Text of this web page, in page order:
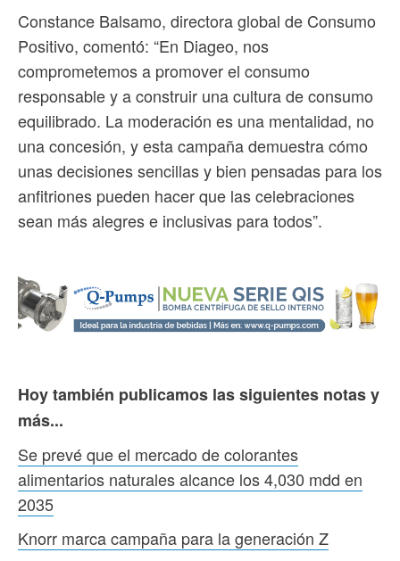
Constance Balsamo, directora global de Consumo
Positivo, comentó: “En Diageo, nos
comprometemos a promover el consumo
responsable y a construir una cultura de consumo
equilibrado. La moderación es una mentalidad, no
una concesión, y esta campaña demuestra cómo
unas decisiones sencillas y bien pensadas para los
anfitriones pueden hacer que las celebraciones
sean más alegres e inclusivas para todos”.
Hoy también publicamos las siguientes notas y
más...
Se prevé que el mercado de colorantes
alimentarios naturales alcance los 4,030 mdd en
2035
Knorr marca campaña para la generación Z